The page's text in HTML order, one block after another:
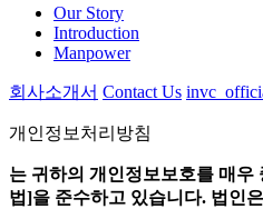
Our Story
Introduction
Manpower
회사소개서 Contact Us
개인정보처리방침
는 귀하의 개인정보보호를 매우
법]을 준수하고 있습니다. 법인